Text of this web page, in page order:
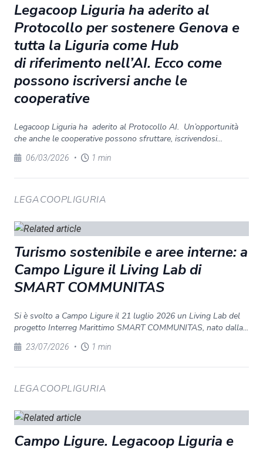
Legacoop Liguria ha aderito al
Protocollo per sostenere Genova e
tutta la Liguria come Hub
di riferimento nell’AI. Ecco come
possono iscriversi anche le
cooperative
Legacoop Liguria ha aderito al Protocollo AI. Un’opportunità
che anche le cooperative possono sfruttare, iscrivendosi...
06/03/2026 • 1 min
LEGACOOPLIGURIA
Turismo sostenibile e aree interne: a
Campo Ligure il Living Lab di
SMART COMMUNITAS
Si è svolto a Campo Ligure il 21 luglio 2026 un Living Lab del
progetto Interreg Marittimo SMART COMMUNITAS, nato dalla...
23/07/2026 • 1 min
LEGACOOPLIGURIA
Campo Ligure. Legacoop Liguria e